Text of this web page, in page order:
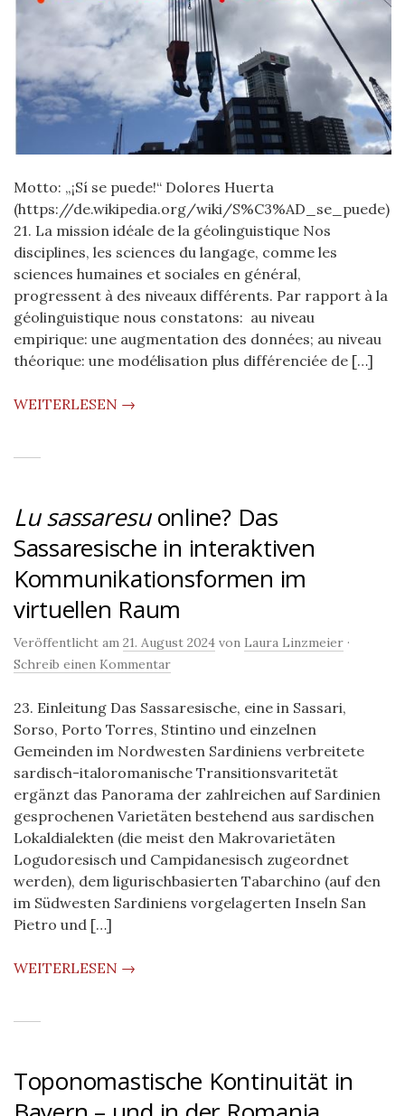
Motto: „¡Sí se puede!“ Dolores Huerta
(https://de.wikipedia.org/wiki/S%C3%AD_se_puede)
21. La mission idéale de la géolinguistique Nos
disciplines, les sciences du langage, comme les
sciences humaines et sociales en général,
progressent à des niveaux différents. Par rapport à la
géolinguistique nous constatons: au niveau
empirique: une augmentation des données; au niveau
théorique: une modélisation plus différenciée de […]
WEITERLESEN →
Lu sassaresuonline? Das
Sassaresische in interaktiven
Kommunikationsformen im
virtuellen Raum
Veröffentlicht am 21. August 2024 von Laura Linzmeier ·
Schreib einen Kommentar
23. Einleitung Das Sassaresische, eine in Sassari,
Sorso, Porto Torres, Stintino und einzelnen
Gemeinden im Nordwesten Sardiniens verbreitete
sardisch-italoromanische Transitionsvaritetät
ergänzt das Panorama der zahlreichen auf Sardinien
gesprochenen Varietäten bestehend aus sardischen
Lokaldialekten (die meist den Makrovarietäten
Logudoresisch und Campidanesisch zugeordnet
werden), dem ligurischbasierten Tabarchino (auf den
im Südwesten Sardiniens vorgelagerten Inseln San
Pietro und […]
WEITERLESEN →
Toponomastische Kontinuität in